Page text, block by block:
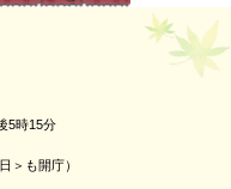
5時15分
＞も開庁）